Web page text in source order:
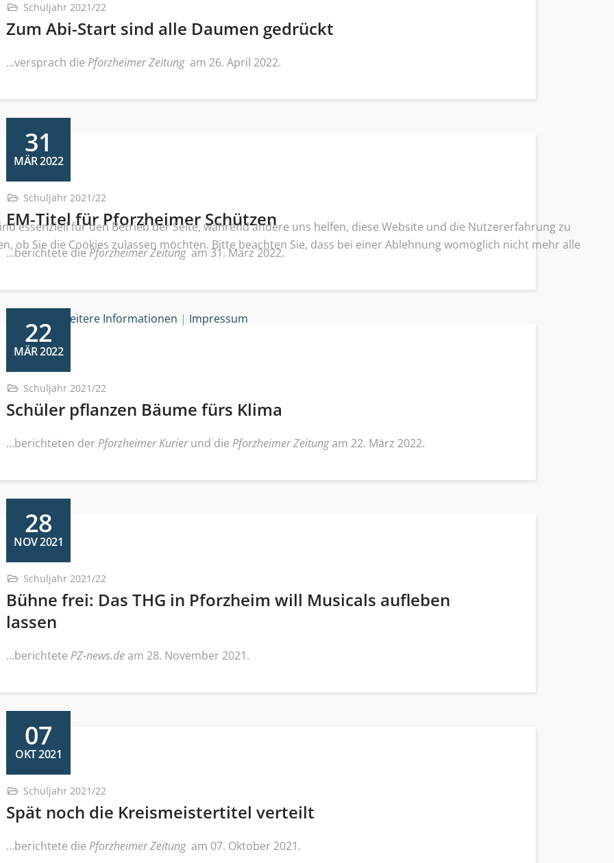
Schuljahr 2021/22
Zum Abi-Start sind alle Daumen gedrückt
...versprach die Pforzheimer Zeitung am 26. April 2022.
31
MÄR 2022
Schuljahr 2021/22
EM-Titel für Pforzheimer Schützen
...berichtete diePforzheimer Zeitungam 31. März 2022.
22
MÄR 2022
Schuljahr 2021/22
Schüler pflanzen Bäume fürs Klima
...berichteten der Pforzheimer Kurierund die Pforzheimer Zeitungam 22. März 2022.
28
NOV 2021
Schuljahr 2021/22
Bühne frei: Das THG in Pforzheim will Musicals aufleben
lassen
...berichtete PZ-news.deam 28. November 2021.
07
OKT 2021
Schuljahr 2021/22
Spät noch die Kreismeistertitel verteilt
...berichtete die Pforzheimer Zeitung am 07. Oktober 2021.
essenziell für den Betrieb der Seite, während andere uns helfen, diese Website und die Nutzererfahrung zu
ob Sie die Cookies zulassen möchten. Bitte beachten Sie, dass bei einer Ablehnung womöglich nicht mehr alle
Weitere Informationen | Impressum